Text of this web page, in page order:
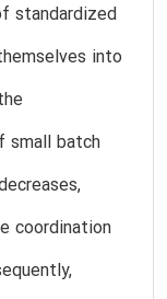
standardized
into
small batch
coordination